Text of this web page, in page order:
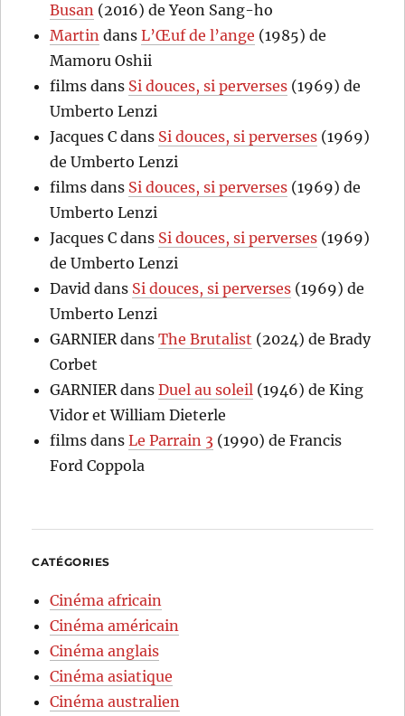
Busan (2016) de Yeon Sang-ho
Martin dansL’Œuf de l’ange (1985) de
Mamoru Oshii
films dans Si douces, si perverses (1969) de
Umberto Lenzi
Jacques C dans Si douces, si perverses (1969)
de Umberto Lenzi
films dans Si douces, si perverses (1969) de
Umberto Lenzi
Jacques C dans Si douces, si perverses (1969)
de Umberto Lenzi
David dans Si douces, si perverses (1969) de
Umberto Lenzi
GARNIERdansThe Brutalist (2024) de Brady
Corbet
GARNIERdansDuel au soleil (1946) de King
Vidor et William Dieterle
films dansLe Parrain 3 (1990) de Francis
Ford Coppola
CATÉGORIES
Cinéma africain
Cinéma américain
Cinéma anglais
Cinéma asiatique
Cinéma australien